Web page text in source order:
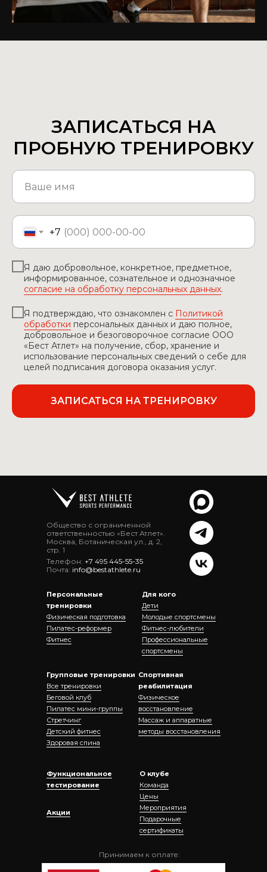
ЗАПИСАТЬСЯ НА
ПРОБНУЮ ТРЕНИРОВКУ
+7
Я даю добровольное, конкретное, предметное,
информированное, сознательное и однозначное
согласие на обработку персональных данных.
Я подтверждаю, что ознакомлен с Политикой
обработки персональных данных и даю полное,
добровольное и безоговорочное согласие ООО
«Бест Атлет» на получение, сбор, хранение и
использование персональных сведений о себе для
целей подписания договора оказания услуг.
ЗАПИСАТЬСЯ НА ТРЕНИРОВКУ
Принимаем к оплате:
О клубе
Команда
Цены
Мероприятия
Подарочные
сертификаты
Акции
Функциональное
тестирование
Спортивная
реабилитация
Физическое
восстановление
Массаж и аппаратные
методы восстановления
Групповые тренировки
Все тренировки
Беговой клуб
Пилатес мини-группы
Стретчинг
Детский фитнес
Здоровая спина
Для кого
Дети
Молодые спортсмены
Фитнес-любители
Профессиональные
спортсмены
Персональные
тренировки
Физическая подготовка
Пилатес-реформер
Фитнес
Телефон: +7 495 445-55-35
Почта: info@bestathlete.ru
Общество с ограниченной
ответственностью «Бест Атлет».
Москва, Ботаническая ул., д. 2,
стр. 1